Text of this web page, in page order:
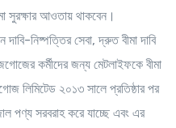
সুরক্ষার আওতায় থাকবেন।
নিষ্পত্তির সেবা, দ্রুত বীমা দাবি
কর্মীদের জন্য মেটলাইফকে বীমা
লিমিটেড ২০১৩ সালে প্রতিষ্ঠার পর
পণ্য সরবরাহ করে যাচ্ছে এবং এর